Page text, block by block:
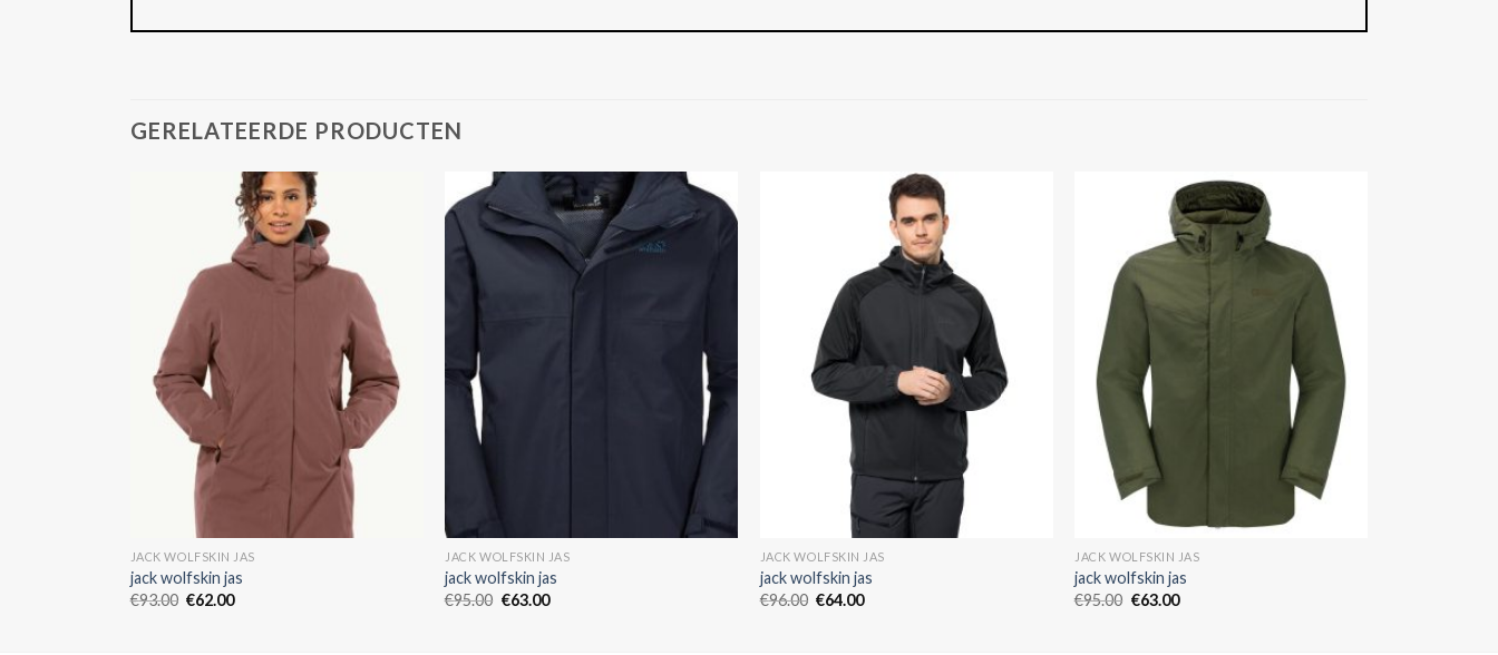
GERELATEERDE PRODUCTEN
JACK WOLFSKIN JAS
jack wolfskin jas
€93.00 €62.00
JACK WOLFSKIN JAS
jack wolfskin jas
€95.00 €63.00
JACK WOLFSKIN JAS
jack wolfskin jas
€96.00 €64.00
JACK WOLFSKIN JAS
jack wolfskin jas
€95.00 €63.00